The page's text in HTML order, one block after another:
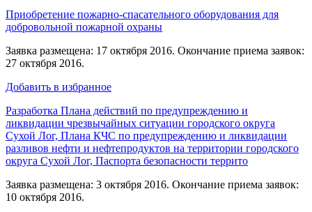
Приобретение пожарно-спасательного оборудования для
добровольной пожарной охраны
Заявка размещена: 17 октября 2016. Окончание приема заявок:
27 октября 2016.
Добавить в избранное
Разработка Плана действий по предупреждению и
ликвидации чрезвычайных ситуации городского округа
Сухой Лог, Плана КЧС по предупреждению и ликвидации
разливов нефти и нефтепродуктов на территории городского
округа Сухой Лог, Паспорта безопасности террито
Заявка размещена: 3 октября 2016. Окончание приема заявок:
10 октября 2016.